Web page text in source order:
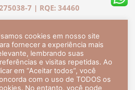
7 | RQE: 34460
em Medicina pela UFRJ.
Dermatologia pela UFRJ, tendo
especialização em 2007.
Brasileira de Dermatologia,
cookies em nosso site
fornecer a experiência mais
lembrando suas
e visitas repetidas. Ao
em “Aceitar todos”, você
com o uso de TODOS os
No entanto, você pode